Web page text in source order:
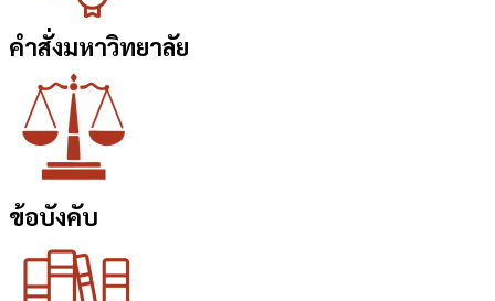
คำสั่งมหาวิทยาลัย
ข้อบังคับ